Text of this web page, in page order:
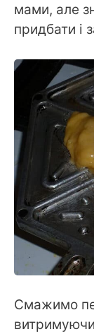
мами, але
придбати і
Смажимо